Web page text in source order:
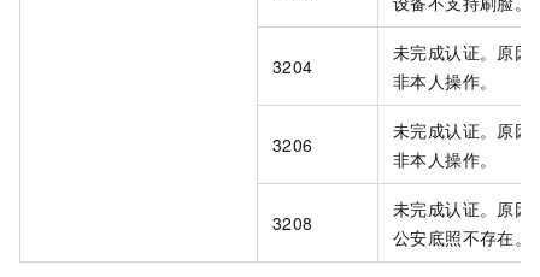
3204
未完成认证。原因
非本人操作。
3206
未完成认证。原因
非本人操作。
3208
未完成认证。原因
公安底照不存在。